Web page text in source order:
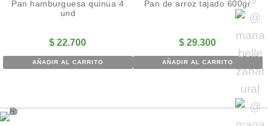
Pan hamburguesa quinua 4
und
$ 22.700
AÑADIR AL CARRITO
Pan de arroz tajado 600gr
$ 29.300
AÑADIR AL CARRITO